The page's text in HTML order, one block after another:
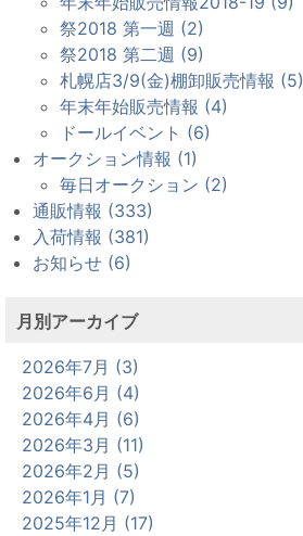
祭2018 第一週 (2)
祭2018 第二週 (9)
札幌店3/9(金)棚卸販売情報 (5)
年末年始販売情報 (4)
ドールイベント (6)
オークション情報 (1)
毎日オークション (2)
通販情報 (333)
入荷情報 (381)
お知らせ (6)
月別アーカイブ
2026年7月 (3)
2026年6月 (4)
2026年4月 (6)
2026年3月 (11)
2026年2月 (5)
2026年1月 (7)
2025年12月 (17)